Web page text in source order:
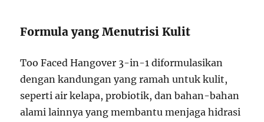
Formula yang Menutrisi Kulit
Too Faced Hangover 3-in-1 diformulasikan
dengan kandungan yang ramah untuk kulit,
seperti air kelapa, probiotik, dan bahan-bahan
alami lainnya yang membantu menjaga hidrasi